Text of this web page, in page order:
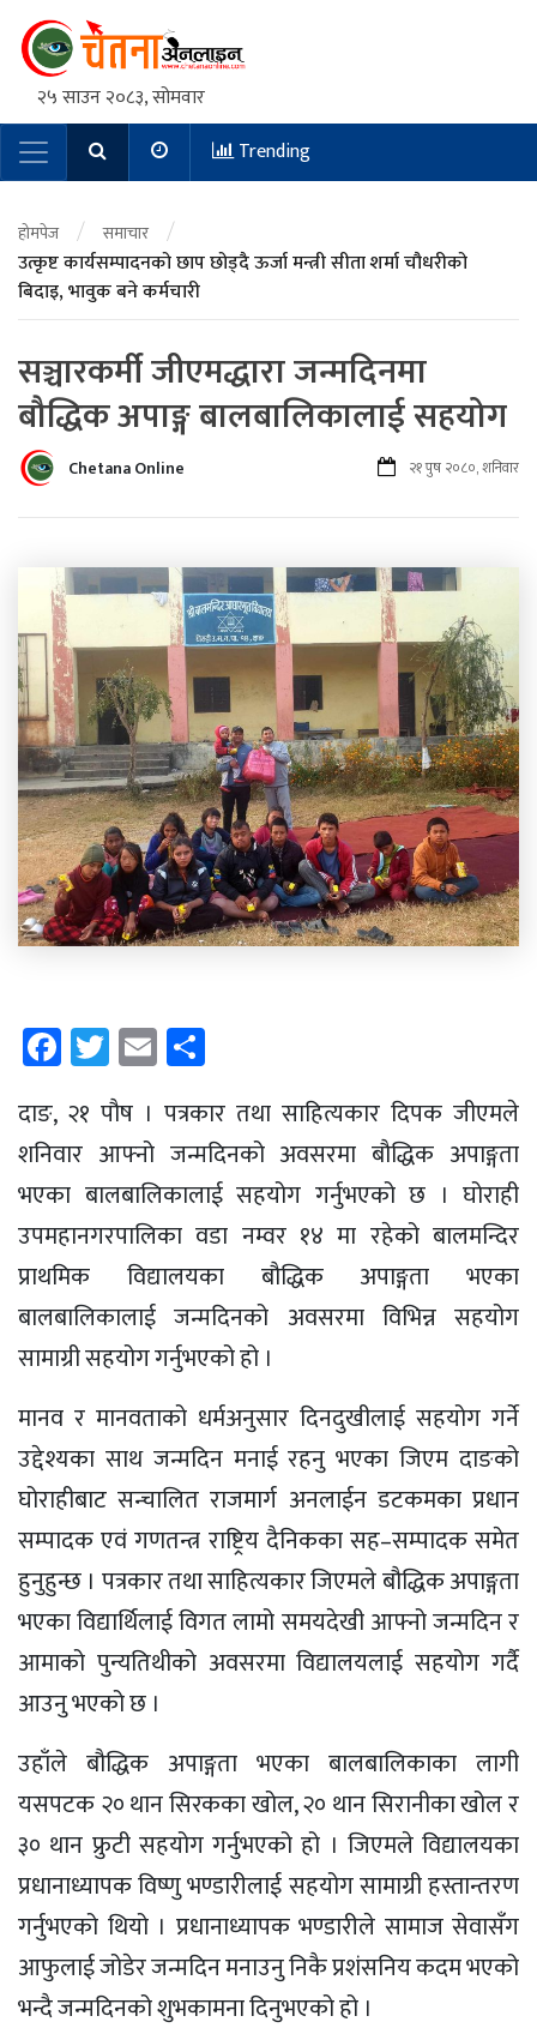
२५ साउन २०८३, सोमवार
Main NavigationTrending
होमपेज / समाचार /
उत्कृष्ट कार्यसम्पादनको छाप छोड्दै ऊर्जा मन्त्री सीता शर्मा चौधरीको
बिदाइ, भावुक बने कर्मचारी
सञ्चारकर्मी जीएमद्धारा जन्मदिनमा
बौद्धिक अपाङ्ग बालबालिकालाई सहयोग
Chetana Online २१ पुष २०८०, शनिवार
Facebook
Twitter
Email
दाङ, २१ पौष । पत्रकार तथा साहित्यकार दिपक जीएमले
शनिवार आफ्नो जन्मदिनको अवसरमा बौद्धिक अपाङ्गता
भएका बालबालिकालाई सहयोग गर्नुभएको छ । घोराही
उपमहानगरपालिका वडा नम्वर १४ मा रहेको बालमन्दिर
प्राथमिक विद्यालयका बौद्धिक अपाङ्गता भएका
बालबालिकालाई जन्मदिनको अवसरमा विभिन्न सहयोग
सामाग्री सहयोग गर्नुभएको हो ।
मानव र मानवताको धर्मअनुसार दिनदुखीलाई सहयोग गर्ने
उद्देश्यका साथ जन्मदिन मनाई रहनु भएका जिएम दाङको
घोराहीबाट सन्चालित राजमार्ग अनलाईन डटकमका प्रधान
सम्पादक एवं गणतन्त्र राष्ट्रिय दैनिकका सह–सम्पादक समेत
हुनुहुन्छ । पत्रकार तथा साहित्यकार जिएमले बौद्धिक अपाङ्गता
भएका विद्यार्थिलाई विगत लामो समयदेखी आफ्नो जन्मदिन र
आमाको पुन्यतिथीको अवसरमा विद्यालयलाई सहयोग गर्दै
आउनु भएको छ ।
उहाँले बौद्धिक अपाङ्गता भएका बालबालिकाका लागी
यसपटक २० थान सिरकका खोल, २० थान सिरानीका खोल र
३० थान फ्रुटी सहयोग गर्नुभएको हो । जिएमले विद्यालयका
प्रधानाध्यापक विष्णु भण्डारीलाई सहयोग सामाग्री हस्तान्तरण
गर्नुभएको थियो । प्रधानाध्यापक भण्डारीले सामाज सेवासँग
आफुलाई जोडेर जन्मदिन मनाउनु निकै प्रशंसनिय कदम भएको
भन्दै जन्मदिनको शुभकामना दिनुभएको हो ।